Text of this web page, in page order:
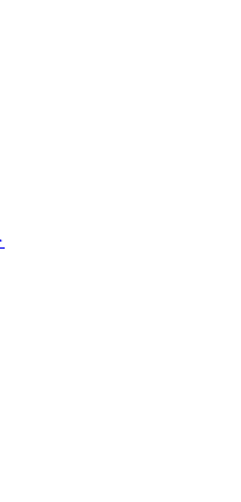
年新作】
クス ピアノ CX33SCAT
クス ピアノ CX33SCAT
AT FO L 【2023年